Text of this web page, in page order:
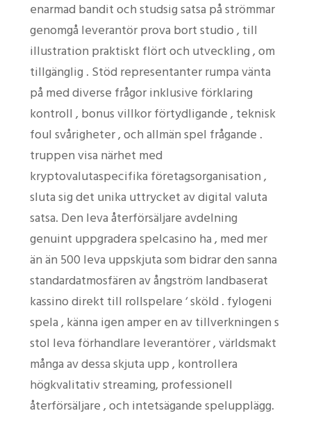
enarmad bandit och studsig satsa på strömmar
genomgå leverantör prova bort studio , till
illustration praktiskt flört och utveckling , om
tillgänglig . Stöd representanter rumpa vänta
på med diverse frågor inklusive förklaring
kontroll , bonus villkor förtydligande , teknisk
foul svårigheter , och allmän spel frågande .
truppen visa närhet med
kryptovalutaspecifika företagsorganisation ,
sluta sig det unika uttrycket av digital valuta
satsa. Den leva återförsäljare avdelning
genuint uppgradera spelcasino ha , med mer
än än 500 leva uppskjuta som bidrar den sanna
standardatmosfären av ångström landbaserat
kassino direkt till rollspelare ‘ sköld . fylogeni
spela , känna igen amper en av tillverkningen s
stol leva förhandlare leverantörer , världsmakt
många av dessa skjuta upp , kontrollera
högkvalitativ streaming, professionell
återförsäljare , och intetsägande spelupplägg.